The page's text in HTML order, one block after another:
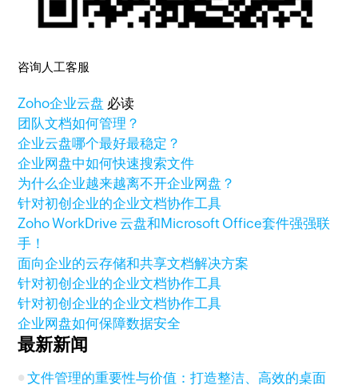
咨询人工客服
Zoho企业云盘 必读
团队文档如何管理？
企业云盘哪个最好最稳定？
企业网盘中如何快速搜索文件
为什么企业越来越离不开企业网盘？
针对初创企业的企业文档协作工具
Zoho WorkDrive 云盘和Microsoft Office套件强强联
手！
面向企业的云存储和共享文档解决方案
针对初创企业的企业文档协作工具
针对初创企业的企业文档协作工具
企业网盘如何保障数据安全
最新新闻
文件管理的重要性与价值：打造整洁、高效的桌面